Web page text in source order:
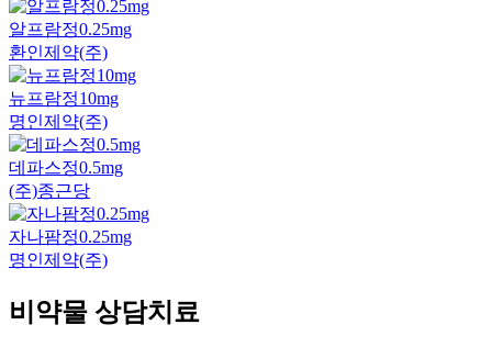
알프람정0.25mg
환인제약(주)
뉴프람정10mg
명인제약(주)
데파스정0.5mg
(주)종근당
자나팜정0.25mg
명인제약(주)
비약물 상담치료